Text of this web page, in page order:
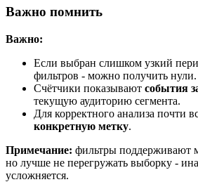
Важно помнить
Важно:
Если выбран слишком узкий
фильтров - можно получить нули.
Счётчики показывают события
текущую аудиторию сегмента.
Для корректного анализа почти
конкретную метку.
Примечание: фильтры поддерживают
но лучше не перегружать выборку -
усложняется.